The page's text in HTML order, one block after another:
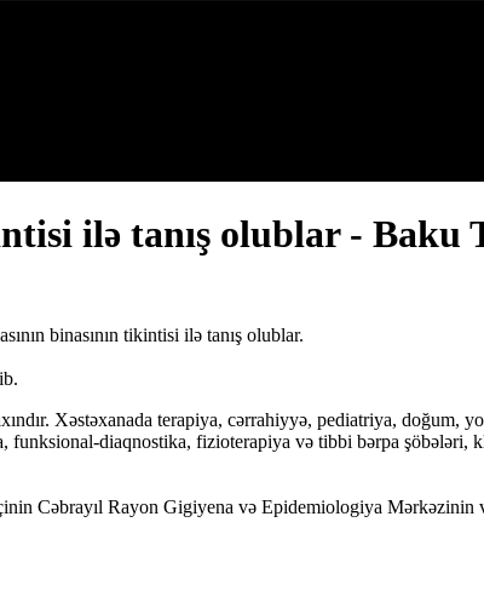
ilə tanış olublar - Baku
binasının tikintisi ilə tanış olublar.
Xəstəxanada terapiya, cərrahiyyə, pediatriya, doğum,
funksional-diaqnostika, fizioterapiya və tibbi bərpa şöbələri,
Cəbrayıl Rayon Gigiyena və Epidemiologiya Mərkəzinin